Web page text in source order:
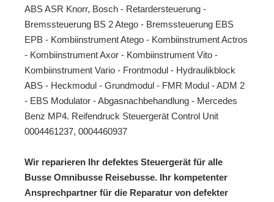
ABS ASR Knorr, Bosch - Retardersteuerung -
Bremssteuerung BS 2 Atego - Bremssteuerung EBS
EPB - Kombiinstrument Atego - Kombiinstrument Actros
- Kombiinstrument Axor - Kombiinstrument Vito -
Kombiinstrument Vario - Frontmodul - Hydraulikblock
ABS - Heckmodul - Grundmodul - FMR Modul - ADM 2
- EBS Modulator - Abgasnachbehandlung - Mercedes
Benz MP4. Reifendruck Steuergerät Control Unit
0004461237, 0004460937
Wir reparieren Ihr defektes Steuergerät für alle
Busse Omnibusse Reisebusse. Ihr kompetenter
Ansprechpartner für die Reparatur von defekter